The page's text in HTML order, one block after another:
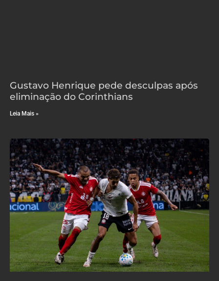
Gustavo Henrique pede desculpas após
eliminação do Corinthians
Leia Mais »